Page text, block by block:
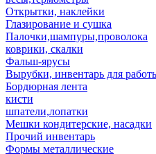
Открытки, наклейки
Глазирование и сушка
Палочки,шампуры,проволока
коврики, скалки
Фальш-ярусы
Вырубки, инвентарь для
Бордюрная лента
кисти
шпатели,лопатки
Мешки кондитерские, насадки
Прочий инвентарь
Формы металлические